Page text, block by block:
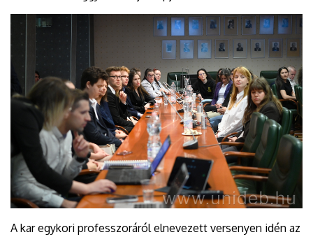
A kar egykori professzoráról elnevezett versenyen idén az